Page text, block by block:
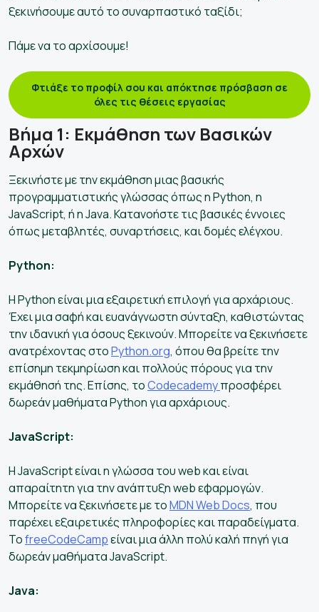
ξεκινήσουμε αυτό το συναρπαστικό ταξίδι;
Πάμε να το αρχίσουμε!
Φτιάξε το προφίλ σου και απόκτησε πρόσβαση σε
όλες τις θέσεις εργασίας
Βήμα 1: Εκμάθηση των Βασικών
Αρχών
Ξεκινήστε με την εκμάθηση μιας βασικής
προγραμματιστικής γλώσσας όπως η Python, η
JavaScript, ή η Java. Κατανοήστε τις βασικές έννοιες
όπως μεταβλητές, συναρτήσεις, και δομές ελέγχου.
Python:
Η Python είναι μια εξαιρετική επιλογή για αρχάριους.
Έχει μια σαφή και ευανάγνωστη σύνταξη, καθιστώντας
την ιδανική για όσους ξεκινούν. Μπορείτε να ξεκινήσετε
ανατρέχοντας στοPython.org, όπου θα βρείτε την
επίσημη τεκμηρίωση και πολλούς πόρους για την
εκμάθησή της. Επίσης, τοCodecademyπροσφέρει
δωρεάν μαθήματα Python για αρχάριους.
JavaScript:
Η JavaScript είναι η γλώσσα του web και είναι
απαραίτητη για την ανάπτυξη web εφαρμογών.
Μπορείτε να ξεκινήσετε με τοMDN Web Docs, που
παρέχει εξαιρετικές πληροφορίες και παραδείγματα.
ΤοfreeCodeCampείναι μια άλλη πολύ καλή πηγή για
δωρεάν μαθήματα JavaScript.
Java: